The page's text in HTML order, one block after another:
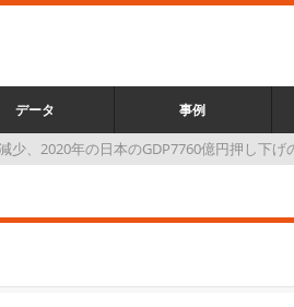
データ 事例
少、2020年の日本のGDP7760億円押し下